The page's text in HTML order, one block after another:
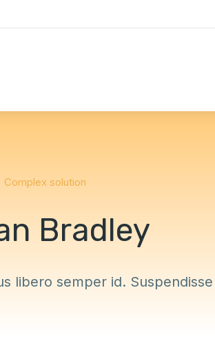
Complex solution
Bradley
libero semper id.